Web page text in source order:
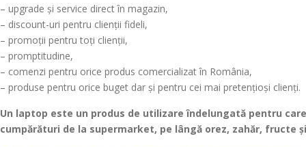
– upgrade și service direct în magazin,
– discount-uri pentru clienții fideli,
– promoții pentru toți clienții,
– promptitudine,
– comenzi pentru orice produs comercializat în România,
– produse pentru orice buget dar și pentru cei mai pretențioși clienți.
Un laptop este un produs de utilizare îndelungată pentru
cumpărături de la supermarket, pe lângă orez, zahăr, fructe